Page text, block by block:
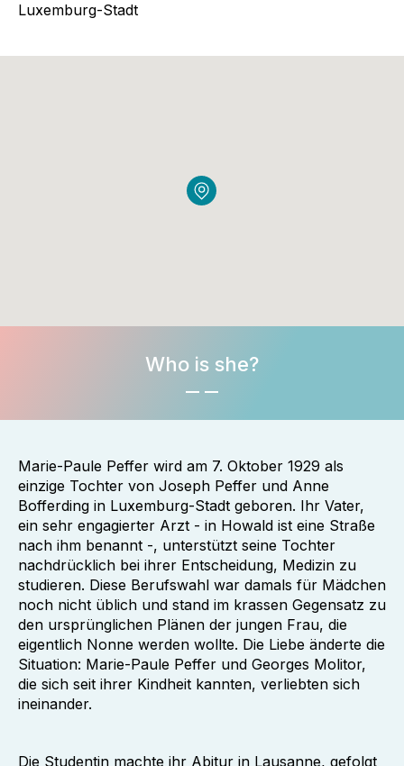
Luxemburg-Stadt
Who is she?
Marie-Paule Peffer wird am 7. Oktober 1929 als
einzige Tochter von Joseph Peffer und Anne
Bofferding in Luxemburg-Stadt geboren. Ihr Vater,
ein sehr engagierter Arzt - in Howald ist eine Straße
nach ihm benannt -, unterstützt seine Tochter
nachdrücklich bei ihrer Entscheidung, Medizin zu
studieren. Diese Berufswahl war damals für Mädchen
noch nicht üblich und stand im krassen Gegensatz zu
den ursprünglichen Plänen der jungen Frau, die
eigentlich Nonne werden wollte. Die Liebe änderte die
Situation: Marie-Paule Peffer und Georges Molitor,
die sich seit ihrer Kindheit kannten, verliebten sich
ineinander.
Die Studentin machte ihr Abitur in Lausanne, gefolgt